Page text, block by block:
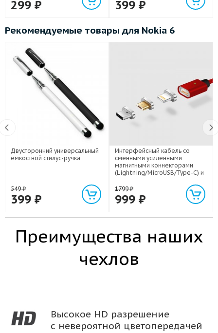
299 ₽ 399 ₽
Рекомендуемые товары для Nokia 6
Двусторонний универсальный
емкостной стилус-ручка
549₽
399 ₽
Интерфейсный кабель со
сменными усиленными
магнитными коннекторами
(Lightning/MicroUSB/Type-C) и
световым индикатором 1м
1799₽
999 ₽
Преимущества наших
чехлов
Высокое HD разрешение
с невероятной цветопередачей